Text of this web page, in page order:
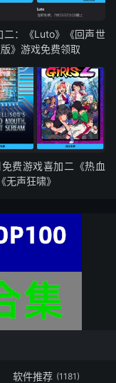
二：《Luto》《回声世
》游戏免费领取
费游戏喜加二《热血
无声狂啸》
软件推荐 (1181)